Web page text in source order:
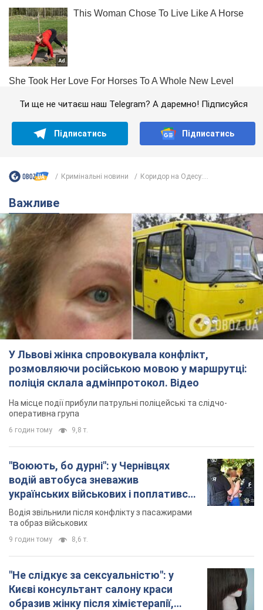
Ти ще не читаєш наш Telegram? А даремно! Підписуйся
Підписатись Підписатись
Кримінальні новини Коридор на Одесу:...
Важливе
У Львові жінка спровокувала конфлікт,
розмовляючи російською мовою у маршрутці:
поліція склала адмінпротокол. Відео
На місце події прибули патрульні поліцейські та слідчо-
оперативна група
6 годин тому 9,8 т.
"Воюють, бо дурні": у Чернівцях
водій автобуса зневажив
українських військових і поплатився.
Відео
Водія звільнили після конфлікту з пасажирами
та образ військових
9 годин тому 8,6 т.
"Не слідкує за сексуальністю": у
Києві консультант салону краси
образив жінку після хімієтерапії,